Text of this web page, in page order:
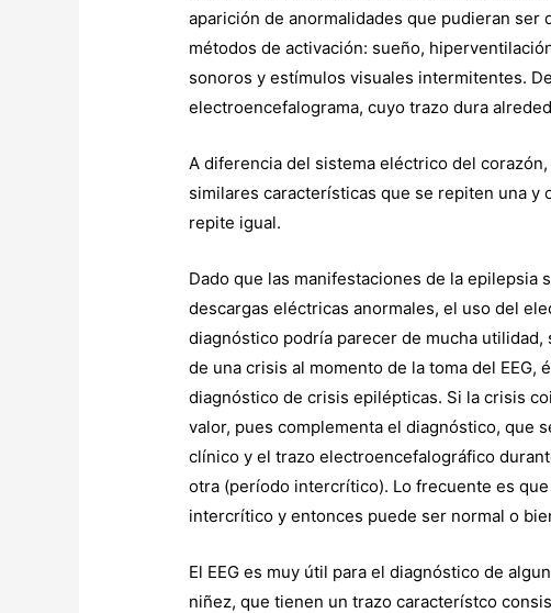
aparición de anormalidades que pudieran ser
métodos de activación: sueño,
sonoros y estímulos visuales intermitentes.
electroencefalograma, cuyo trazo dura
A diferencia del sistema eléctrico del
similares características que se repiten una y
repite igual.
Dado que las manifestaciones de la epilepsia
descargas eléctricas anormales, el uso del
diagnóstico podría parecer de mucha
de una crisis al momento de la toma del
diagnóstico de crisis epilépticas. Si la crisis
valor, pues complementa el diagnóstico, que
clínico y el trazo electroencefalográfico
otra (período intercrítico). Lo frecuente es
intercrítico y entonces puede ser normal o
El EEG es muy útil para el diagnóstico de
niñez, que tienen un trazo característco